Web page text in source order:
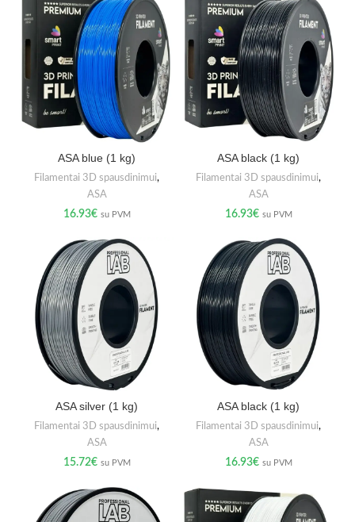
ASA blue (1 kg)
Filamentai 3D spausdinimui,
ASA
16.93€ su PVM
ASA black (1 kg)
Filamentai 3D spausdinimui,
ASA
16.93€ su PVM
ASA silver (1 kg)
Filamentai 3D spausdinimui,
ASA
15.72€ su PVM
ASA black (1 kg)
Filamentai 3D spausdinimui,
ASA
16.93€ su PVM